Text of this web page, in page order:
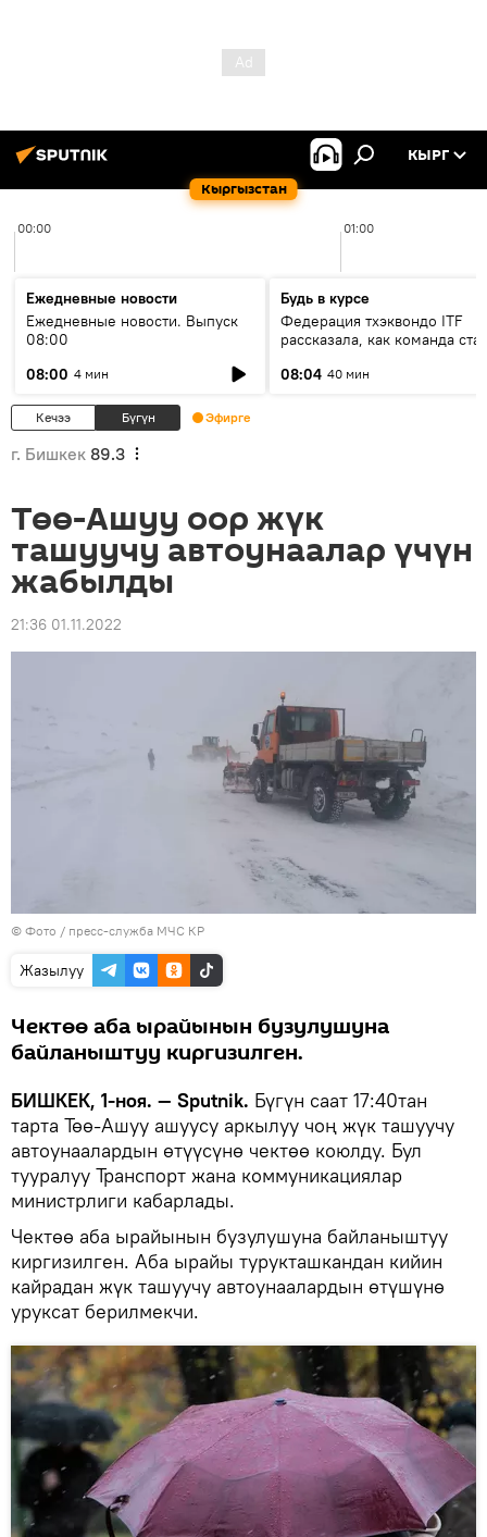
Кыргызстан
КЫРГ
00:00 01:00
Ежедневные новости
Ежедневные новости. Выпуск
08:00
08:00 4 мин
Будь в курсе
Федерация тхэквондо ITF
рассказала, как команда
08:04 40 мин
Кечээ Бүгүн Эфирге
г. Бишкек 89.3
Төө-Ашуу оор жүк
ташуучу автоунаалар үчүн
жабылды
21:36 01.11.2022
© Фото / пресс-служба МЧС КР
Жазылуу
Чектөө аба ырайынын бузулушуна
байланыштуу киргизилген.
БИШКЕК, 1-ноя. — Sputnik. Бүгүн саат 17:40тан
тарта Төө-Ашуу ашуусу аркылуу чоң жүк ташуучу
автоунаалардын өтүүсүнө чектөө коюлду. Бул
тууралуу Транспорт жана коммуникациялар
министрлиги кабарлады.
Чектөө аба ырайынын бузулушуна байланыштуу
киргизилген. Аба ырайы турукташкандан кийин
кайрадан жүк ташуучу автоунаалардын өтүшүнө
уруксат берилмекчи.